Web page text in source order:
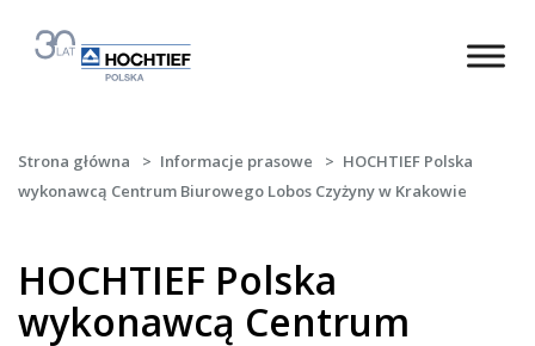
Strona główna > Informacje prasowe > HOCHTIEF Polska
wykonawcą Centrum Biurowego Lobos Czyżyny w Krakowie
HOCHTIEF Polska
wykonawcą Centrum